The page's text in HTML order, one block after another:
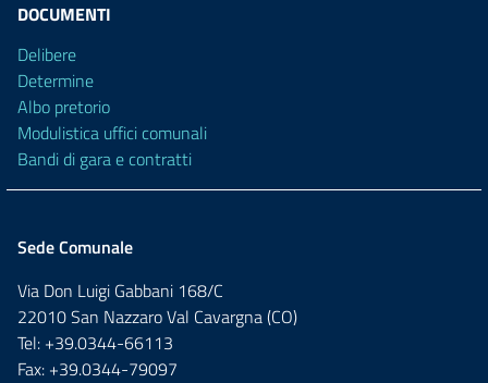
DOCUMENTI
Delibere
Determine
Albo pretorio
Modulistica uffici comunali
Bandi di gara e contratti
Sede Comunale
Via Don Luigi Gabbani 168/C
22010 San Nazzaro Val Cavargna (CO)
Tel: +39.0344-66113
Fax: +39.0344-79097